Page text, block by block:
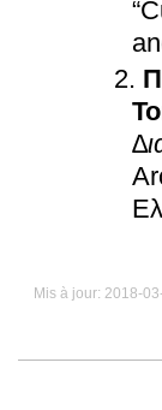
Mis à jour: 2018-